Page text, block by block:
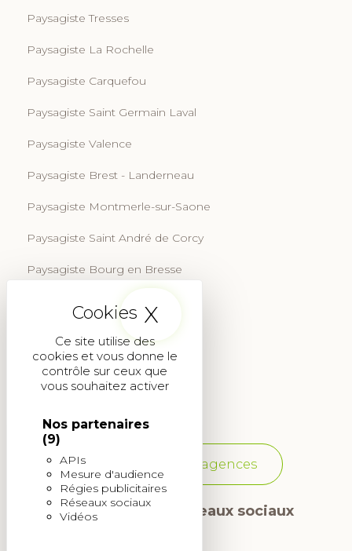
Ce site utilise des
cookies et vous donne le
contrôle sur ceux que
vous souhaitez activer
Nos partenaires
(9)
APIs
Mesure d'audience
Régies publicitaires
Réseaux sociaux
Vidéos
X
Paysagiste Tresses
Paysagiste La Rochelle
Paysagiste Carquefou
Paysagiste Saint Germain Laval
Paysagiste Valence
Paysagiste Brest - Landerneau
Paysagiste Montmerle-sur-Saone
Paysagiste Saint André de Corcy
Paysagiste Bourg en Bresse
Paysagiste Aix-en-Provence
Paysagiste Martignas-sur-Jalle
Voir toutes les agences
Suivez-nous sur les réseaux sociaux